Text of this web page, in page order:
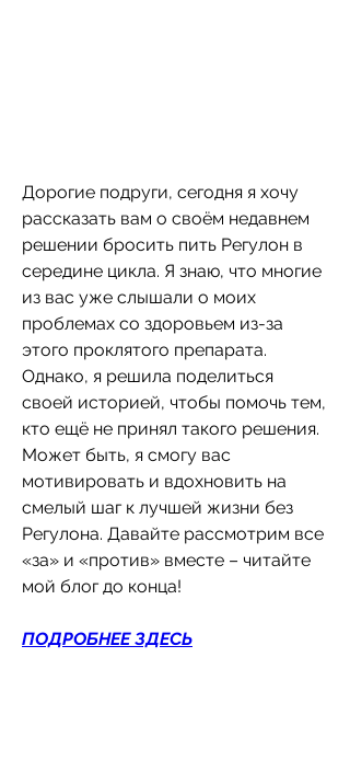
Дорогие подруги, сегодня я хочу
рассказать вам о своём недавнем
решении бросить пить Регулон в
середине цикла. Я знаю, что многие
из вас уже слышали о моих
проблемах со здоровьем из-за
этого проклятого препарата.
Однако, я решила поделиться
своей историей, чтобы помочь тем,
кто ещё не принял такого решения.
Может быть, я смогу вас
мотивировать и вдохновить на
смелый шаг к лучшей жизни без
Регулона. Давайте рассмотрим все
«за» и «против» вместе – читайте
мой блог до конца!
ПОДРОБНЕЕ ЗДЕСЬ